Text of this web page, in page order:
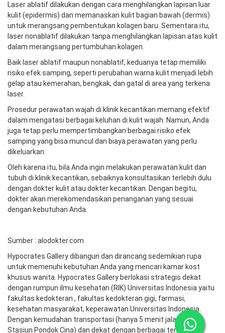
Laser ablatif dilakukan dengan cara menghilangkan lapisan luar
kulit (epidermis) dan memanaskan kulit bagian bawah (dermis)
untuk merangsang pembentukan kolagen baru. Sementara itu,
laser nonablatif dilakukan tanpa menghilangkan lapisan atas kulit
dalam merangsang pertumbuhan kolagen.
Baik laser ablatif maupun nonablatif, keduanya tetap memiliki
risiko efek samping, seperti perubahan warna kulit menjadi lebih
gelap atau kemerahan, bengkak, dan gatal di area yang terkena
laser.
Prosedur perawatan wajah di klinik kecantikan memang efektif
dalam mengatasi berbagai keluhan di kulit wajah. Namun, Anda
juga tetap perlu mempertimbangkan berbagai risiko efek
samping yang bisa muncul dan biaya perawatan yang perlu
dikeluarkan.
Oleh karena itu, bila Anda ingin melakukan perawatan kulit dan
tubuh di klinik kecantikan, sebaiknya konsultasikan terlebih dulu
dengan dokter kulit atau dokter kecantikan. Dengan begitu,
dokter akan merekomendasikan penanganan yang sesuai
dengan kebutuhan Anda.
Sumber : alodokter.com
Hypocrates Gallery dibangun dan dirancang sedemikian rupa
untuk memenuhi kebutuhan Anda yang mencari kamar kost
khusus wanita. Hypocrates Gallery berlokasi strategis dekat
dengan rumpun ilmu kesehatan (RIK) Universitas Indonesia yaitu
fakultas kedokteran , fakultas kedokteran gigi, farmasi,
kesehatan masyarakat, keperawatan Universitas Indonesia.
Dengan kemudahan transportasi (hanya 5 menit jalan kaki ke
Stasiun Pondok Cina) dan dekat dengan berbagai tempat